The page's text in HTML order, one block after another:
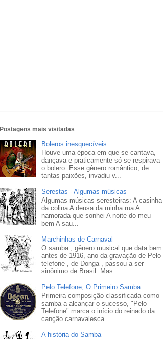
Postagens mais visitadas
Boleros inesquecíveis
Houve uma época em que se cantava,
dançava e praticamente só se respirava
o bolero. Esse gênero romântico, de
tantas paixões, invadiu v...
Serestas - Algumas músicas
Algumas músicas seresteiras: A casinha
da colina A deusa da minha rua A
namorada que sonhei A noite do meu
bem A sau...
Marchinhas de Carnaval
O samba , gênero musical que data bem
antes de 1916, ano da gravação de Pelo
telefone , de Donga , passou a ser
sinônimo de Brasil. Mas ...
Pelo Telefone, O Primeiro Samba
Primeira composição classificada como
samba a alcançar o sucesso, "Pelo
Telefone" marca o início do reinado da
canção carnavalesca...
A história do Samba